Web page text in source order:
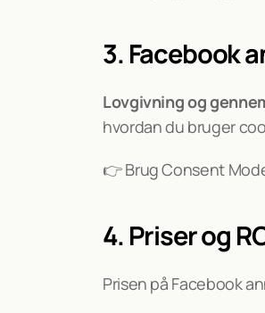
3. Facebook
Lovgivning og
hvordan du bruger
👉 Brug Consent
4. Priser og
Prisen på Facebook